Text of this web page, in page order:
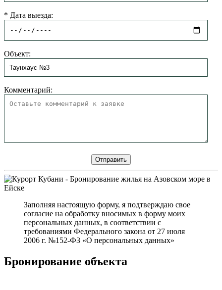
* Дата выезда:
Объект:
Комментарий:
Заполняя настоящую форму, я подтверждаю свое
согласие на обработку вносимых в форму моих
персональных данных, в соответствии с
требованиями Федерального закона от 27 июля
2006 г. №152-ФЗ «О персональных данных»
Бронирование объекта